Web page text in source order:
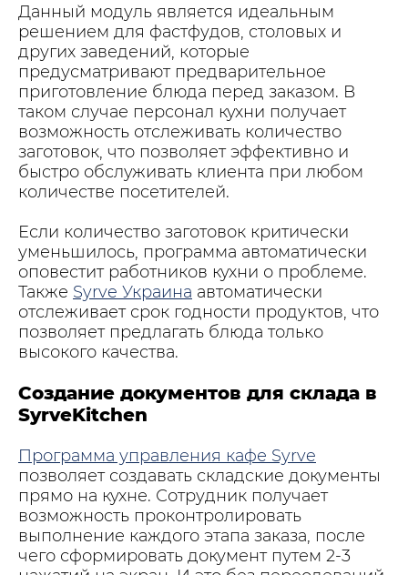
Данный модуль является идеальным
решением для фастфудов, столовых и
других заведений, которые
предусматривают предварительное
приготовление блюда перед заказом. В
таком случае персонал кухни получает
возможность отслеживать количество
заготовок, что позволяет эффективно и
быстро обслуживать клиента при любом
количестве посетителей.
Если количество заготовок критически
уменьшилось, программа автоматически
оповестит работников кухни о проблеме.
Также Syrve Украина автоматически
отслеживает срок годности продуктов, что
позволяет предлагать блюда только
высокого качества.
Создание документов для склада в
SyrveKitchen
Программа управления кафе Syrve
позволяет создавать складские документы
прямо на кухне. Сотрудник получает
возможность проконтролировать
выполнение каждого этапа заказа, после
чего сформировать документ путем 2-3